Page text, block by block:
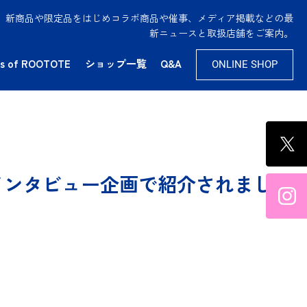
商品や限定品をはじめコラボ商品や催事、メディア掲載などの最
新ニュースと取扱店舗をご案内。
of ROOTOTE ショップ一覧 Q&A ONLINE SHOP
タビュー企画で紹介されまし